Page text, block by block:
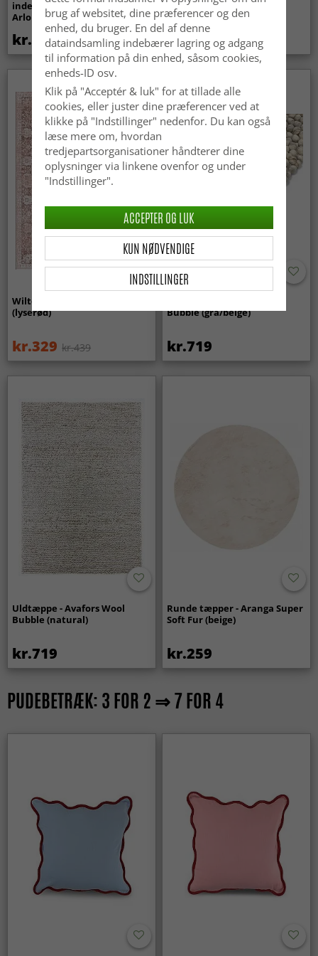
indendørs/udendørs brug -
Arlo (beige)
kr.439
Super Soft Fur (beige)
kr.369
Wilton-tæppe - Gombalia
(lyserød)
kr.329 kr.439
Nyhed
Bubble (grå/beige)
kr.719
Uldtæppe - Avafors Wool
Bubble (natural)
kr.719
Runde tæpper - Aranga Super
Soft Fur (beige)
kr.259
PUDEBETRÆK: 3 FOR 2 ⇒ 7 FOR 4
brug af websitet, dine præferencer og den
enhed, du bruger. En del af denne
dataindsamling indebærer lagring og adgang
til information på din enhed, såsom cookies,
enheds-ID osv.
Klik på "Acceptér & luk" for at tillade alle
cookies, eller juster dine præferencer ved at
klikke på "Indstillinger" nedenfor. Du kan også
læse mere om, hvordan
tredjepartsorganisationer håndterer dine
oplysninger via linkene ovenfor og under
"Indstillinger".
INDSTILLINGER
KUN NØDVENDIGE
ACCEPTER OG LUK